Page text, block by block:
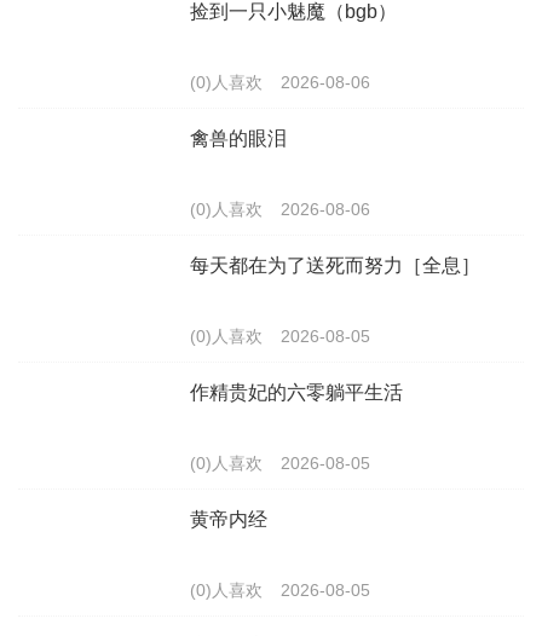
捡到一只小魅魔（bgb）
(0)人喜欢 2026-08-06
禽兽的眼泪
(0)人喜欢 2026-08-06
每天都在为了送死而努力［全息］
(0)人喜欢 2026-08-05
作精贵妃的六零躺平生活
(0)人喜欢 2026-08-05
黄帝内经
(0)人喜欢 2026-08-05